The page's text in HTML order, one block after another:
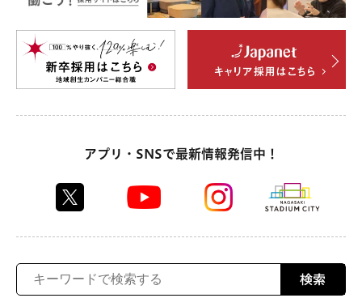
アプリ・SNSで最新情報発信中！
検索